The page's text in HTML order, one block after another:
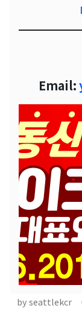
Email:
by seattlekcr